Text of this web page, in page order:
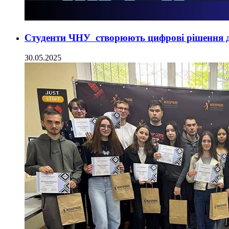
Студенти ЧНУ створюють цифрові рішення
30.05.2025